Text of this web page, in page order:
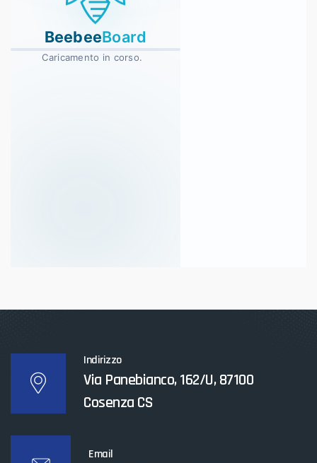
Indirizzo
Via Panebianco, 162/U, 87100
Cosenza CS
Email